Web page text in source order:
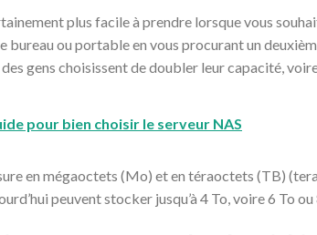
plus facile à prendre lorsque vous
bureau ou portable en vous procurant un
gens choisissent de doubler leur capacité,
pour bien choisir le serveur NAS
en mégaoctets (Mo) et en téraoctets (TB)
peuvent stocker jusqu’à 4 To, voire 6 To ou